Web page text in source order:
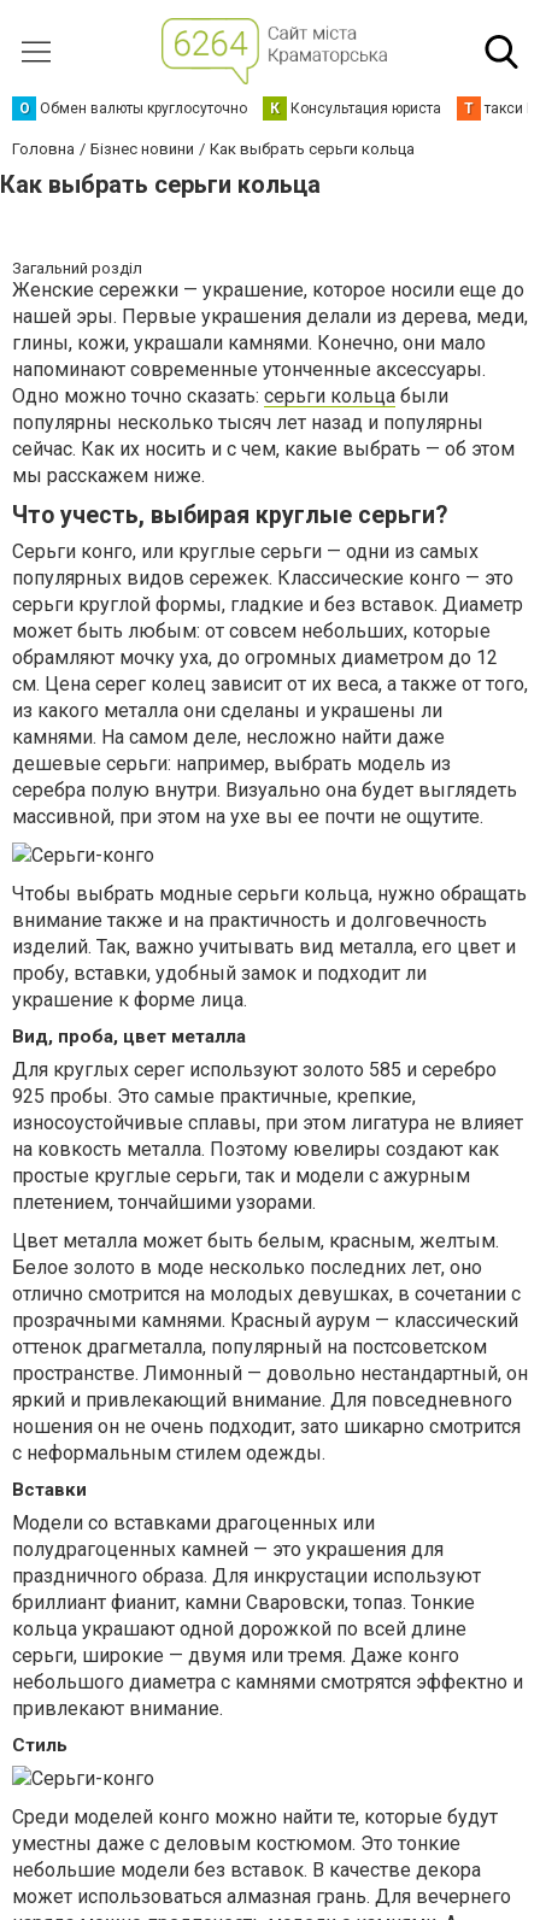
О Обмен валюты круглосуточно К Консультация юриста Т такси
Головна Бізнес новини Как выбрать серьги кольца
Как выбрать серьги кольца
Загальний розділ
Женские сережки — украшение, которое носили еще до
нашей эры. Первые украшения делали из дерева, меди,
глины, кожи, украшали камнями. Конечно, они мало
напоминают современные утонченные аксессуары.
Одно можно точно сказать: серьги кольца были
популярны несколько тысяч лет назад и популярны
сейчас. Как их носить и с чем, какие выбрать — об этом
мы расскажем ниже.
Что учесть, выбирая круглые серьги?
Серьги конго, или круглые серьги — одни из самых
популярных видов сережек. Классические конго — это
серьги круглой формы, гладкие и без вставок. Диаметр
может быть любым: от совсем небольших, которые
обрамляют мочку уха, до огромных диаметром до 12
см. Цена серег колец зависит от их веса, а также от того,
из какого металла они сделаны и украшены ли
камнями. На самом деле, несложно найти даже
дешевые серьги: например, выбрать модель из
серебра полую внутри. Визуально она будет выглядеть
массивной, при этом на ухе вы ее почти не ощутите.
Чтобы выбрать модные серьги кольца, нужно обращать
внимание также и на практичность и долговечность
изделий. Так, важно учитывать вид металла, его цвет и
пробу, вставки, удобный замок и подходит ли
украшение к форме лица.
Вид, проба, цвет металла
Для круглых серег используют золото 585 и серебро
925 пробы. Это самые практичные, крепкие,
износоустойчивые сплавы, при этом лигатура не влияет
на ковкость металла. Поэтому ювелиры создают как
простые круглые серьги, так и модели с ажурным
плетением, тончайшими узорами.
Цвет металла может быть белым, красным, желтым.
Белое золото в моде несколько последних лет, оно
отлично смотрится на молодых девушках, в сочетании с
прозрачными камнями. Красный аурум — классический
оттенок драгметалла, популярный на постсоветском
пространстве. Лимонный — довольно нестандартный, он
яркий и привлекающий внимание. Для повседневного
ношения он не очень подходит, зато шикарно смотрится
с неформальным стилем одежды.
Вставки
Модели со вставками драгоценных или
полудрагоценных камней — это украшения для
праздничного образа. Для инкрустации используют
бриллиант фианит, камни Сваровски, топаз. Тонкие
кольца украшают одной дорожкой по всей длине
серьги, широкие — двумя или тремя. Даже конго
небольшого диаметра с камнями смотрятся эффектно и
привлекают внимание.
Стиль
Среди моделей конго можно найти те, которые будут
уместны даже с деловым костюмом. Это тонкие
небольшие модели без вставок. В качестве декора
может использоваться алмазная грань. Для вечернего